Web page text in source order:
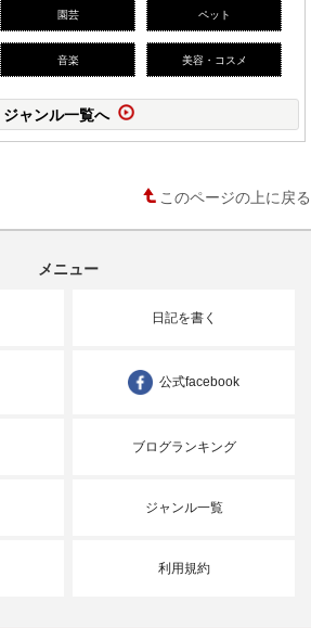
園芸 ペット
音楽 美容・コスメ
ジャンル一覧へ
このページの上に戻る
メニュー
日記を書く
公式facebook
ブログランキング
ジャンル一覧
利用規約